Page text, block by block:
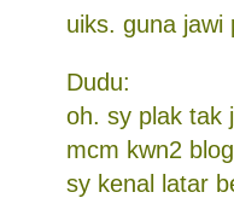
uiks. guna jawi
Dudu:
oh. sy plak tak
mcm kwn2
sy kenal latar